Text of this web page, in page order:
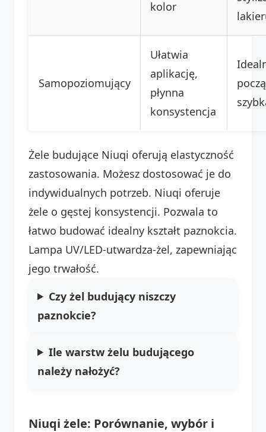
kolor
Samopoziomujący
Ułatwia
aplikację,
płynna
konsystencja
Żele budujące Niuqi oferują elastyczność
zastosowania. Możesz dostosować je do
indywidualnych potrzeb. Niuqi oferuje
żele o gęstej konsystencji. Pozwala to
łatwo budować idealny kształt paznokcia.
Lampa UV/LED-utwardza-żel, zapewniając
jego trwałość.
Czy żel budujący niszczy
paznokcie?
Ile warstw żelu budującego
należy nałożyć?
Niuqi żele: Porównanie, wybór i